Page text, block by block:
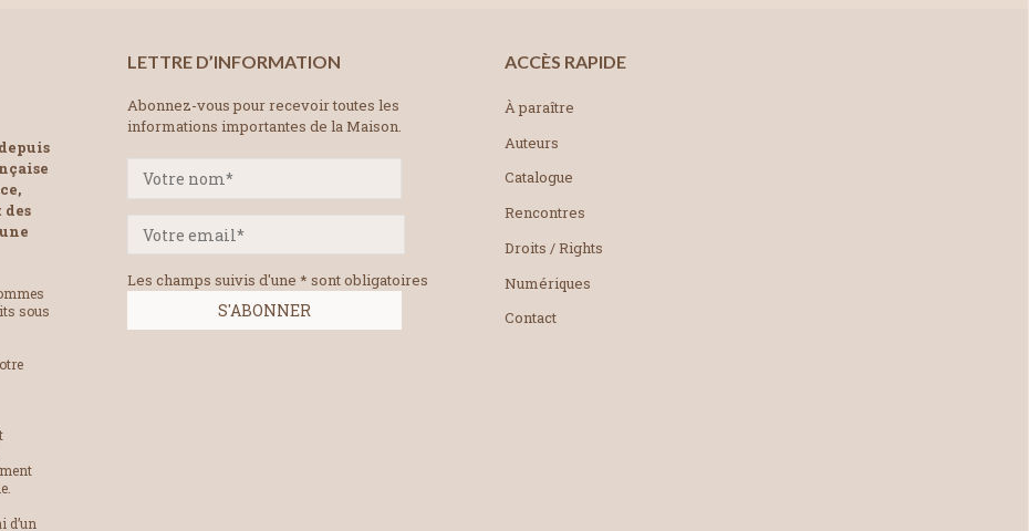
des
sous
d’un
LETTRE D’INFORMATION
Abonnez-vous pour recevoir toutes les
informations importantes de la Maison.
Les champs suivis d'une * sont obligatoires
ACCÈS RAPIDE
À paraître
Auteurs
Catalogue
Rencontres
Droits / Rights
Numériques
Contact